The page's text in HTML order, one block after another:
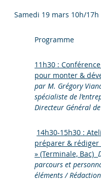
Samedi 19 mars 10h/
Programme
11h30 :
pour monter &
par M. Grégory
spécialiste de
Directeur Général de
14h30-15h30 :
préparer &
» (Terminale, Bac)
parcours et
éléments /